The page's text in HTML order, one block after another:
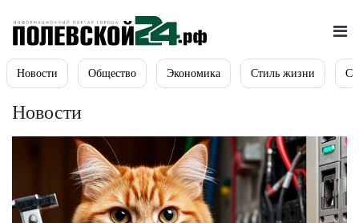
Новости Общество Экономика Стиль жизни
Новости